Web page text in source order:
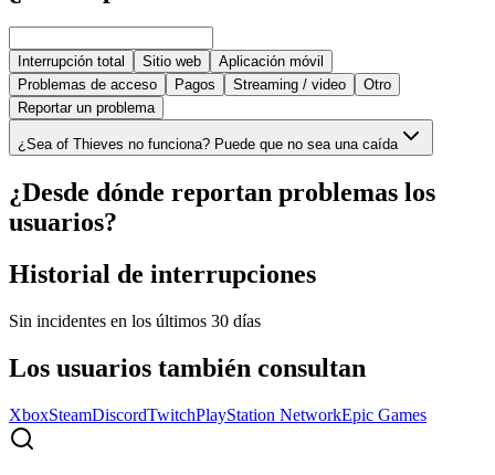
Interrupción total Sitio web
Aplicación móvil
Problemas de acceso
Pagos Streaming / video
Otro
Reportar un problema
¿Sea of Thieves no funciona? Puede que no sea una caída
¿Desde dónde reportan problemas los
usuarios?
Historial de interrupciones
Sin incidentes en los últimos 30 días
Los usuarios también consultan
XboxSteamDiscordTwitchPlayStation NetworkEpic Games